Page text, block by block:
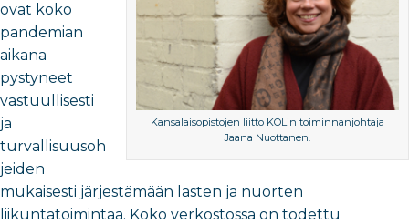
Kansalaisopistojen liitto KOLin toiminnanjohtaja
Jaana Nuottanen.
ovat koko
pandemian
aikana
pystyneet
vastuullisesti
ja
turvallisuusoh
jeiden
mukaisesti järjestämään lasten ja nuorten
liikuntatoimintaa. Koko verkostossa on todettu